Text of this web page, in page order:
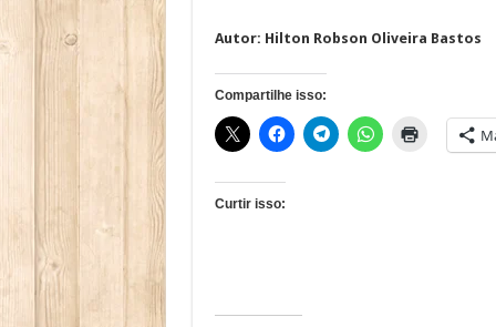
Autor: Hilton Robson Oliveira Bastos
Compartilhe isso:
Curtir isso: